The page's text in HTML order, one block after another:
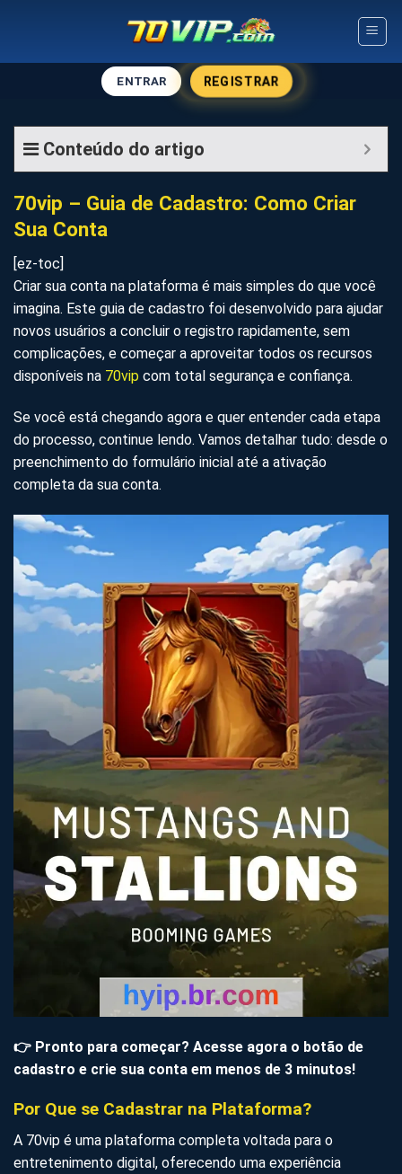
ENTRAR REGISTRAR
Conteúdo do artigo
70vip – Guia de Cadastro: Como Criar
Sua Conta
[ez-toc]
Criar sua conta na plataforma é mais simples do que você
imagina. Este guia de cadastro foi desenvolvido para ajudar
novos usuários a concluir o registro rapidamente, sem
complicações, e começar a aproveitar todos os recursos
disponíveis na 70vip com total segurança e confiança.
Se você está chegando agora e quer entender cada etapa
do processo, continue lendo. Vamos detalhar tudo: desde o
preenchimento do formulário inicial até a ativação
completa da sua conta.
👉 Pronto para começar? Acesse agora o botão de
cadastro e crie sua conta em menos de 3 minutos!
Por Que se Cadastrar na Plataforma?
A 70vip é uma plataforma completa voltada para o
entretenimento digital, oferecendo uma experiência